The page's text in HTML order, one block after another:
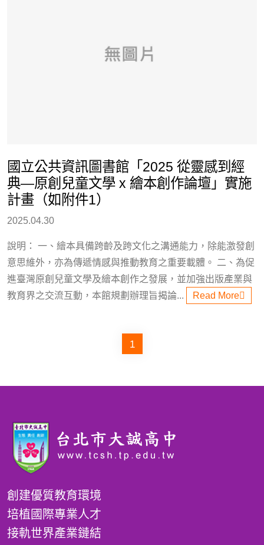
國立公共資訊圖書館「2025 從靈感到經
典—原創兒童文學 x 繪本創作論壇」實施
計畫（如附件1）
2025.04.30
說明： 一、繪本具備跨齡及跨文化之溝通能力，除能激發創
意思維外，亦為傳遞情感與推動教育之重要載體。 二、為促
進臺灣原創兒童文學及繪本創作之發展，並加強出版產業與
教育界之交流互動，本館規劃辦理旨揭論...
Read More
1
創建優質教育環境
培植國際專業人才
接軌世界產業鏈結